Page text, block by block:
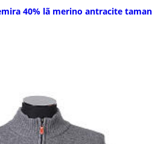
40% lã merino antracite